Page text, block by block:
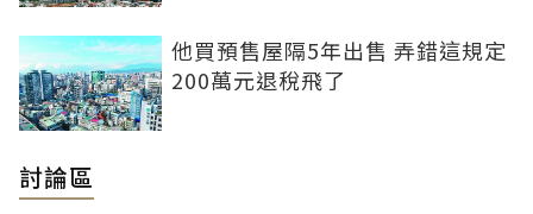
他買預售屋隔5年出售 弄錯這規定
200萬元退稅飛了
討論區